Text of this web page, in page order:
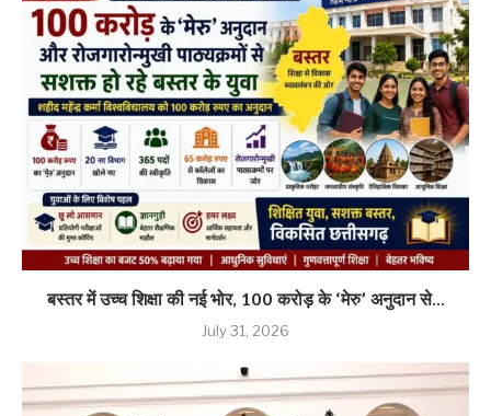
बस्तर में उच्च शिक्षा की नई भोर, 100 करोड़ के ‘मेरु’ अनुदान से...
July 31, 2026